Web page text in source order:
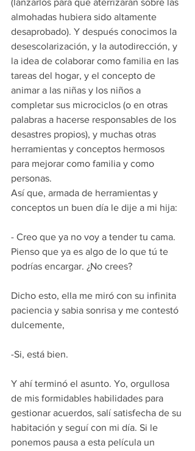
(lanzarlos para que aterrizaran sobre las
almohadas hubiera sido altamente
desaprobado). Y después conocimos la
desescolarización, y la autodirección, y
la idea de colaborar como familia en las
tareas del hogar, y el concepto de
animar a las niñas y los niños a
completar sus microciclos (o en otras
palabras a hacerse responsables de los
desastres propios), y muchas otras
herramientas y conceptos hermosos
para mejorar como familia y como
personas.
Así que, armada de herramientas y
conceptos un buen día le dije a mi hija:
- Creo que ya no voy a tender tu cama.
Pienso que ya es algo de lo que tú te
podrías encargar. ¿No crees?
Dicho esto, ella me miró con su infinita
paciencia y sabia sonrisa y me contestó
dulcemente,
-Si, está bien.
Y ahí terminó el asunto. Yo, orgullosa
de mis formidables habilidades para
gestionar acuerdos, salí satisfecha de su
habitación y seguí con mi día. Si le
ponemos pausa a esta película un